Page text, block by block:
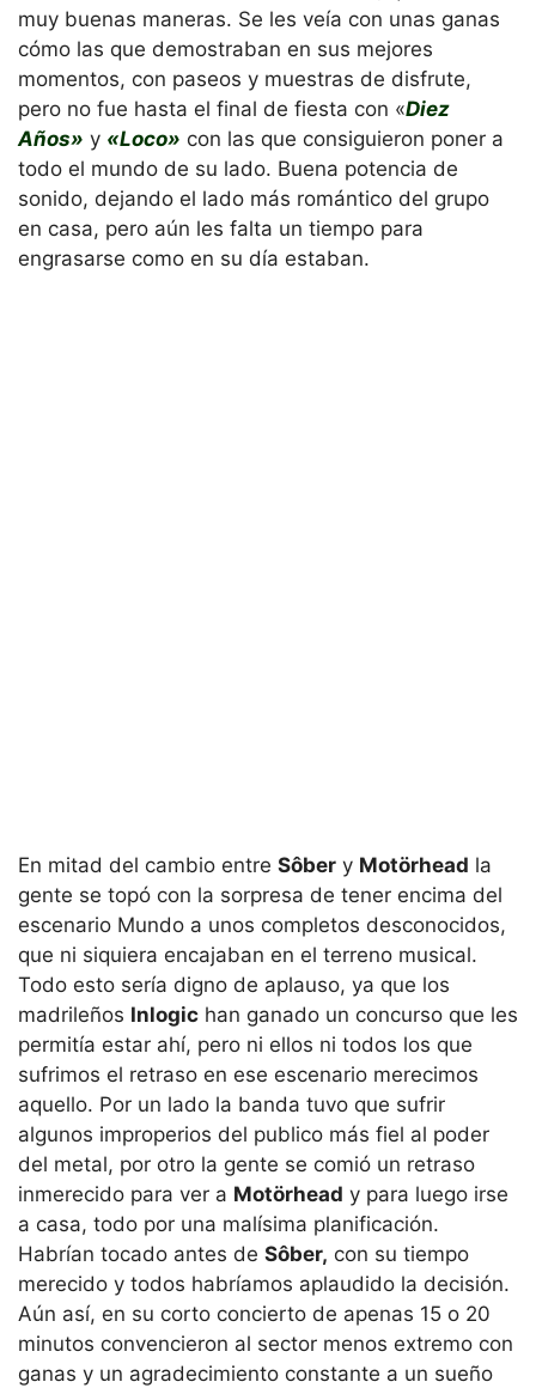
muy buenas maneras. Se les veía con unas ganas
cómo las que demostraban en sus mejores
momentos, con paseos y muestras de disfrute,
pero no fue hasta el final de fiesta con «Diez
Años» y «Loco» con las que consiguieron poner a
todo el mundo de su lado. Buena potencia de
sonido, dejando el lado más romántico del grupo
en casa, pero aún les falta un tiempo para
engrasarse como en su día estaban.
En mitad del cambio entre Sôber y Motörhead la
gente se topó con la sorpresa de tener encima del
escenario Mundo a unos completos desconocidos,
que ni siquiera encajaban en el terreno musical.
Todo esto sería digno de aplauso, ya que los
madrileños Inlogic han ganado un concurso que les
permitía estar ahí, pero ni ellos ni todos los que
sufrimos el retraso en ese escenario merecimos
aquello. Por un lado la banda tuvo que sufrir
algunos improperios del publico más fiel al poder
del metal, por otro la gente se comió un retraso
inmerecido para ver a Motörhead y para luego irse
a casa, todo por una malísima planificación.
Habrían tocado antes de Sôber, con su tiempo
merecido y todos habríamos aplaudido la decisión.
Aún así, en su corto concierto de apenas 15 o 20
minutos convencieron al sector menos extremo con
ganas y un agradecimiento constante a un sueño